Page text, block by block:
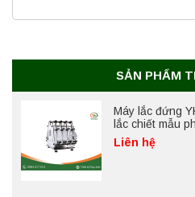
SẢN PHẨM
Máy ly tâm tốc
Liên hệ
Máy lắc đứng
lắc chiết mẫu
Liên hệ